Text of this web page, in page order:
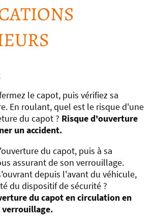
le capot, puis vérifiez sa
En roulant, quel est le risque d'une
du capot ? Risque d'ouverture
un accident.
du capot, puis à sa
assurant de son verrouillage.
depuis l'avant du véhicule,
du dispositif de sécurité ?
du capot en circulation en
verrouillage.